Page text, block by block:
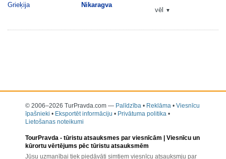
Grieķija
Nikaragva
vēl
▼
© 2006–2026 TurPravda.com — Palīdzība • Reklāma • Viesnīcu
īpašnieki • Eksportēt informāciju • Privātuma politika •
Lietošanas noteikumi
TourPravda - tūristu atsauksmes par viesnīcām | Viesnīcu un
kūrortu vērtējums pēc tūristu atsauksmēm
Jūsu uzmanībai tiek piedāvāti simtiem viesnīcu atsauksmju par